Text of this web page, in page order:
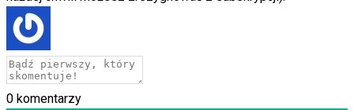
0 komentarzy